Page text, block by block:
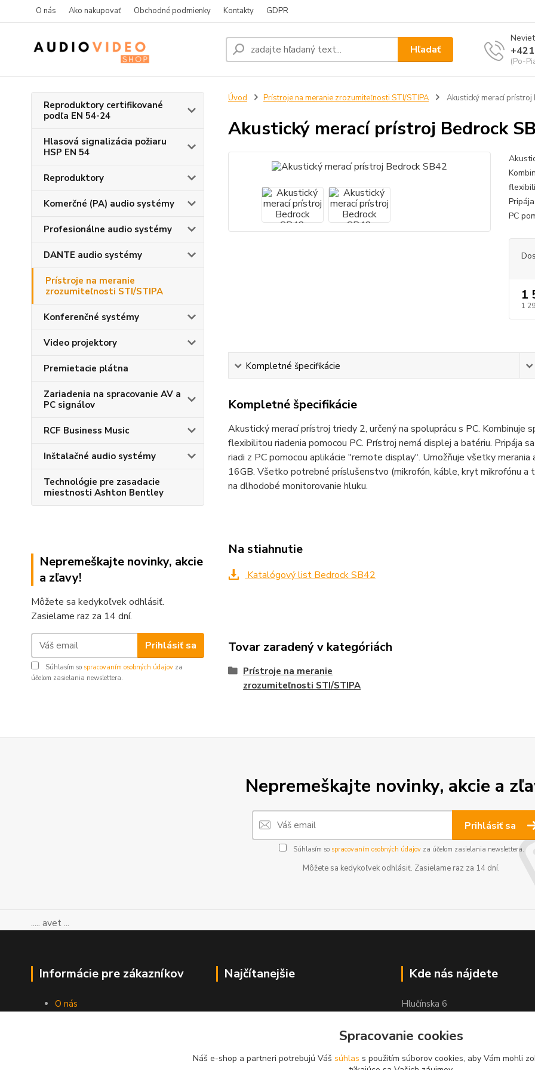
O nás Ako nakupovať Obchodné podmienky Kontakty GDPR
Hľadať
(Po-
Reproduktory certifikované
podľa EN 54-24
Hlasová signalizácia požiaru
HSP EN 54
Reproduktory
Komerčné (PA) audio systémy
Profesionálne audio systémy
DANTE audio systémy
Prístroje na meranie
zrozumiteľnosti STI/STIPA
Konferenčné systémy
Video projektory
Premietacie plátna
Zariadenia na spracovanie AV a
PC signálov
RCF Business Music
Inštalačné audio systémy
Technológie pre zasadacie
miestnosti Ashton Bentley
Nepremeškajte novinky, akcie
a zľavy!
Môžete sa kedykoľvek odhlásiť.
Zasielame raz za 14 dní.
Prihlásiť sa
Súhlasím so spracovaním osobných údajov za
účelom zasielania newslettera.
Úvod Prístroje na meranie zrozumiteľnosti STI/STIPA Akustický merací prístroj
Akustický merací prístroj Bedrock
PC
1
1
Kompletné špecifikácie
Kompletné špecifikácie
Akustický merací prístroj triedy 2, určený na spoluprácu s PC.
flexibilitou riadenia pomocou PC. Prístroj nemá displej a batériu. Pripája
riadi z PC pomocou aplikácie "remote display". Umožňuje všetky
16GB. Všetko potrebné príslušenstvo (mikrofón, káble, kryt mikrofónu a
na dlhodobé monitorovanie hluku.
Na stiahnutie
Katalógový list Bedrock SB42
Tovar zaradený v kategóriách
Prístroje na meranie
zrozumiteľnosti STI/STIPA
Nepremeškajte novinky, akcie a
Prihlásiť sa
Súhlasím so spracovaním osobných údajovza účelom zasielania newslettera.
Môžete sa kedykoľvek odhlásiť. Zasielame raz za 14 dní.
..... avet ...
Informácie pre zákazníkov
O nás
Najčítanejšie Kde nás nájdete
Hlučínska 6
83103 Bratislava
Spracovanie cookies
Náš e-shop a partneri potrebujú Váš súhlas s použitím súborov cookies, aby Vám mohli